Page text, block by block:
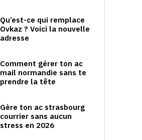
Qu’est-ce qui remplace
Ovkaz ? Voici la nouvelle
adresse
Comment gérer ton ac
mail normandie sans te
prendre la tête
Gère ton ac strasbourg
courrier sans aucun
stress en 2026